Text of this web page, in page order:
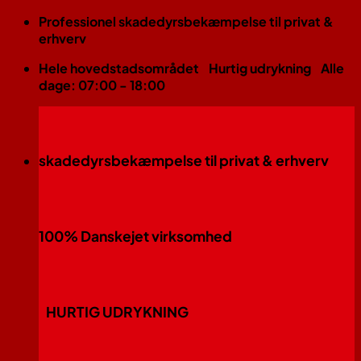
FortsætProfessionel skadedyrsbekæmpelse til privat &
erhverv
Hele hovedstadsområdet
Hurtig udrykning Alle
dage: 07:00 - 18:00
skadedyrsbekæmpelse til privat & erhverv
100% Danskejet virksomhed
HURTIG UDRYKNING